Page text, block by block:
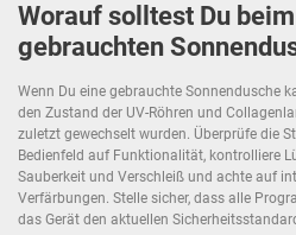
Worauf solltest Du
gebrauchten
Wenn Du eine gebrauchte Sonnendusche
den Zustand der UV-Röhren und
zuletzt gewechselt wurden. Überprüfe die
Bedienfeld auf Funktionalität, kontrolliere
Sauberkeit und Verschleiß und achte auf
Verfärbungen. Stelle sicher, dass alle
das Gerät den aktuellen